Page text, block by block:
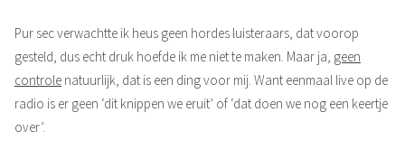
Pur sec verwachtte ik heus geen hordes luisteraars, dat voorop
gesteld, dus echt druk hoefde ik me niet te maken. Maar ja, geen
controle natuurlijk, dat is een ding voor mij. Want eenmaal live op de
radio is er geen ‘dit knippen we eruit’ of ‘dat doen we nog een keertje
over’.